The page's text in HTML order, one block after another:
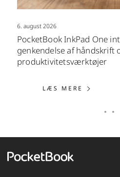
6. august 2026
PocketBook InkPad One
genkendelse af håndskrift
produktivitetsværktøjer
LÆS MERE LÆS